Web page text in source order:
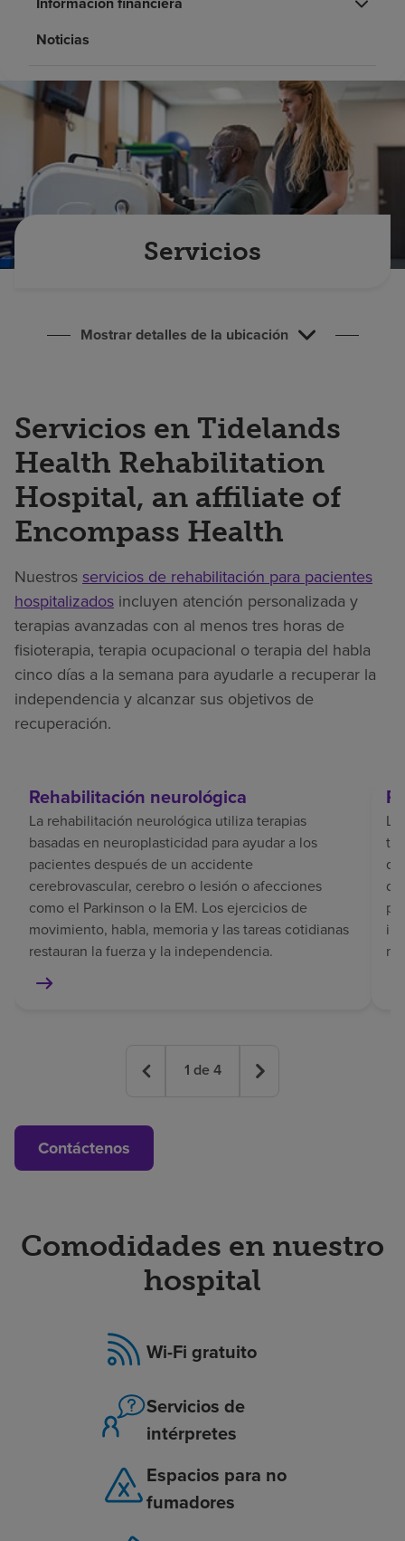
Buscar un centro
Inversores
Empleos
Noticias
Servicios
Mostrar detalles de la ubicación
Servicios en Tidelands
Health Rehabilitation
Hospital, an affiliate of
Encompass Health
Nuestros servicios de rehabilitación para pacientes
hospitalizados incluyen atención personalizada y
terapias avanzadas con al menos tres horas de
fisioterapia, terapia ocupacional o terapia del habla
cinco días a la semana para ayudarle a recuperar la
independencia y alcanzar sus objetivos de
recuperación.
Rehabilitación neurológica
La rehabilitación neurológica utiliza terapias
basadas en neuroplasticidad para ayudar a los
pacientes después de un accidente
cerebrovascular, cerebro o lesión o afecciones
como el Parkinson o la EM. Los ejercicios de
movimiento, habla, memoria y las tareas cotidianas
restauran la fuerza y la independencia.
1 de 4
Contáctenos
Comodidades en nuestro
hospital
Wi-Fi gratuito
Servicios de
intérpretes
Espacios para no
fumadores